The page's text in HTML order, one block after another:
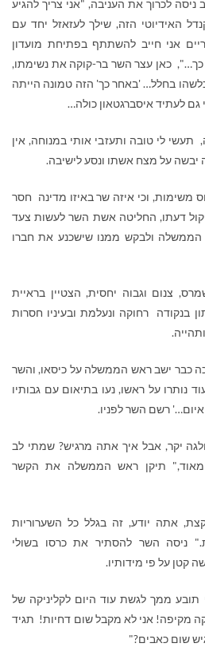
ניסה לכרוך את העניבה, "אני צריך להגיע
האידיוטי הזה, שילך לעזאזל יחד עם
אני חייב להשתתף בפתיחת מועדון
כאן עצר השר בר-קוקה את נשימתו,
כלשהו בחלל… 'באחר כך' הזה טמונה הייתה
גם לעתיד איסברגטאון כולה…
לי טובה ותעזבי אותי במנוחה, אין
יבשה על מצח אשתו ונסע לישיבה.
משימות, וכי איזה שר באיזו מדינה חסר
דעתו, החליטה אשת השר לעשות צעד
ולבקש ממנו שישכנע את חברו
צנום וגבוה יחסית, הצטיין בראיית
בנקודה רחוקה ונעלמת ובעיניו חסרות
כבר ישב ראש הממשלה על כיסאו, והשר
נותרו על ראשו, נעו בתיאום עם גבותיו
רשם השר לפניו.
יקר, אבל איך אתה מרגיש? שמתי לב
מאוד," תיקן ראש הממשלה את הקשר
אתה יודע, זה בגלל כל השערוריות
ניסה השר להסתיר את כרסו בשולי
קטן על פי מידותיו.
ממך לגשת עוד היום לקליניקה של
מקיפה! אני לא מקבל שום דחיות! תגיד
שום כאבים?"